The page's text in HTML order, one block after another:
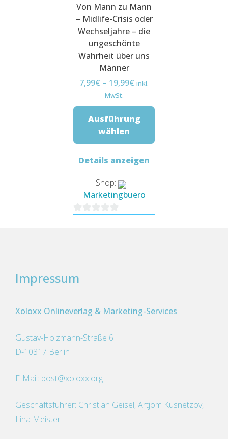
Von Mann zu Mann
– Midlife-Crisis oder
Wechseljahre – die
ungeschönte
Wahrheit über uns
Männer
7,99€ – 19,99€ inkl.
MwSt.
Ausführung
wählen
Dieses
Produkt
weist
mehrere
auf.
werden
Details anzeigen
Shop:
Marketingbuero
Impressum
Xoloxx Onlineverlag & Marketing-Services
Gustav-Holzmann-Straße 6
D-10317 Berlin
E-Mail: post@xoloxx.org
Geschäftsführer: Christian Geisel, Artjom Kusnetzov,
Lina Meister